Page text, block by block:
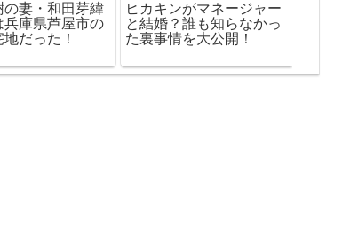
の妻・和田芽緯
兵庫県芦屋市の
だった！
ヒカキンがマネージャー
と結婚？誰も知らなかっ
た裏事情を大公開！